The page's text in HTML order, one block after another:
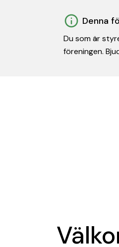
Denna
Du som är
föreningen.